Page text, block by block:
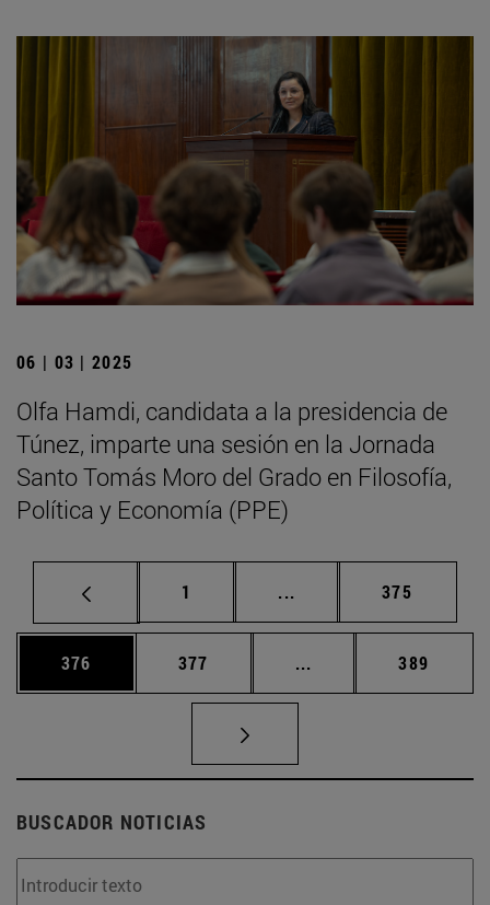
06 | 03 | 2025
Olfa Hamdi, candidata a la presidencia de
Túnez, imparte una sesión en la Jornada
Santo Tomás Moro del Grado en Filosofía,
Política y Economía (PPE)
Página
1 ... Páginas intermedias
Página
375
Página
376 Página
377 ... Páginas intermedias
Página
389
BUSCADOR NOTICIAS